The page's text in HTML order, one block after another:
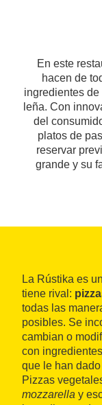
En este
hacen de
ingredientes
leña. Con
del
platos de
reservar
grande y su
La Rústika es
tiene rival:
todas las
posibles. Se
cambian o
con
que le han
Pizzas
mozzarella y